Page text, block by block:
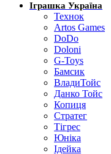
Іграшка Україна
Технок
Artos Games
DoDo
Doloni
G-Toys
Бамсик
ВладиТойс
Данко Тойс
Копиця
Стратег
Тігрес
Юніка
Ідейка